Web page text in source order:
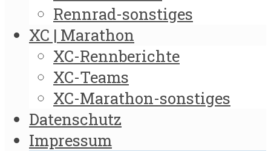
Rennrad-sonstiges
XC | Marathon
XC-Rennberichte
XC-Teams
XC-Marathon-sonstiges
Datenschutz
Impressum